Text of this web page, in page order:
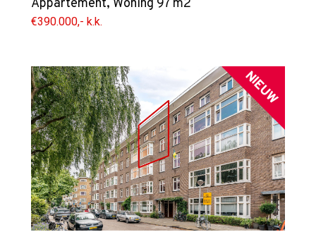
Appartement, Woning 97 m2
€390.000,- k.k.
NIEUW